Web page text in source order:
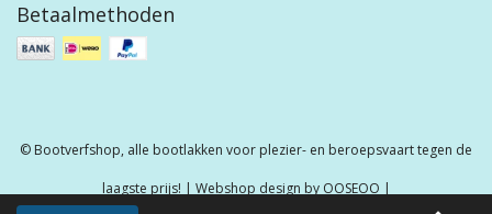
Betaalmethoden
© Bootverfshop, alle bootlakken voor plezier- en beroepsvaart tegen de
laagste prijs! | Webshop design by OOSEOO |